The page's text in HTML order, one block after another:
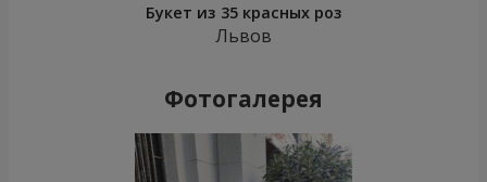
Букет из 35 красных роз
Львов
Фотогалерея